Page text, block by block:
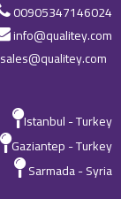
00905347146024
info@qualitey.com
sales@qualitey.com
Istanbul - Turkey
Gaziantep - Turkey
Sarmada - Syria